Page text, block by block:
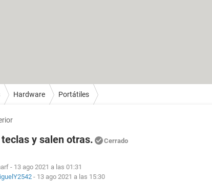
Hardware Portátiles
y salen otras. Cerrado
- 13 ago 2021 a las 01:31
- 13 ago 2021 a las 15:30